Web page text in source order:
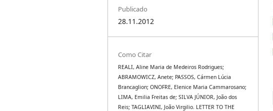
Publicado
28.11.2012
Como Citar
REALI, Aline Maria de Medeiros Rodrigues;
ABRAMOWICZ, Anete; PASSOS, Cármen Lúcia
Brancaglion; ONOFRE, Elenice Maria Cammarosano;
LIMA, Emilia Freitas de; SILVA JÚNIOR, João dos
Reis; TAGLIAVINI, João Virgilio. LETTER TO THE